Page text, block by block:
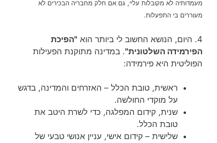
מעמדותיה לא מקובלות עליי, גם אם חלק מחבריה הבכירים לא
מעוררים בי התפעלות.
4. היום, הנושא החשוב לי ביותר הוא
"הפיכת
הפירמידה השלטונית". במדינה מתוקנת הפעילות
הפוליטית היא פירמידה:
ראשית, טובת הכלל – האזרחים והמדינה, בדגש
על מוקדי החולשה.
שנית, קידום המפלגה, כדי לשרת היטב את
טובת הכלל.
שלישית – קידום אישי, עניין אנושי טבעי של